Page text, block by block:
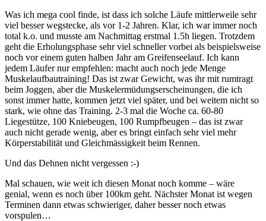
Was ich mega cool finde, ist dass ich solche Läufe mittlerweile sehr
viel besser wegstecke, als vor 1-2 Jahren. Klar, ich war immer noch
total k.o. und musste am Nachmittag erstmal 1.5h liegen. Trotzdem
geht die Erholungsphase sehr viel schneller vorbei als beispielsweise
noch vor einem guten halben Jahr am Greifenseelauf. Ich kann
jedem Läufer nur empfehlen: macht auch noch jede Menge
Muskelaufbautraining! Das ist zwar Gewicht, was ihr mit rumtragt
beim Joggen, aber die Muskelermüdungserscheinungen, die ich
sonst immer hatte, kommen jetzt viel später, und bei weitem nicht so
stark, wie ohne das Training. 2-3 mal die Woche ca. 60-80
Liegestütze, 100 Kniebeugen, 100 Rumpfbeugen – das ist zwar
auch nicht gerade wenig, aber es bringt einfach sehr viel mehr
Körperstabilität und Gleichmässigkeit beim Rennen.
Und das Dehnen nicht vergessen :-)
Mal schauen, wie weit ich diesen Monat noch komme – wäre
genial, wenn es noch über 100km geht. Nächster Monat ist wegen
Terminen dann etwas schwieriger, daher besser noch etwas
vorspulen…